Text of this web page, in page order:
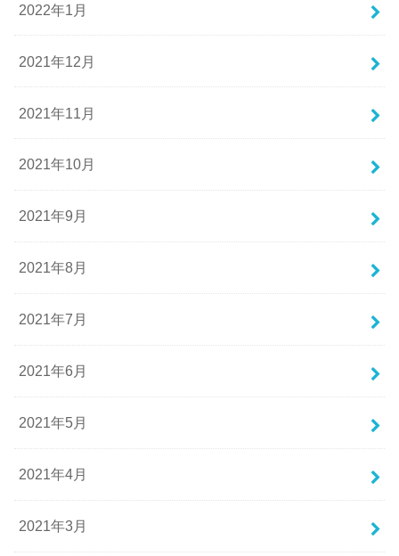
2022年1月
2021年12月
2021年11月
2021年10月
2021年9月
2021年8月
2021年7月
2021年6月
2021年5月
2021年4月
2021年3月